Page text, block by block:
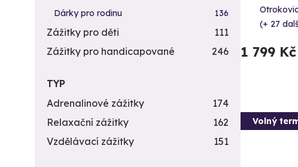
(+ 27
1 799 Kč
Volný
Dárky pro rodinu
136
Zážitky pro děti
111
Zážitky pro handicapované
246
TYP
Adrenalinové zážitky
174
Relaxační zážitky
162
Vzdělávací zážitky
151